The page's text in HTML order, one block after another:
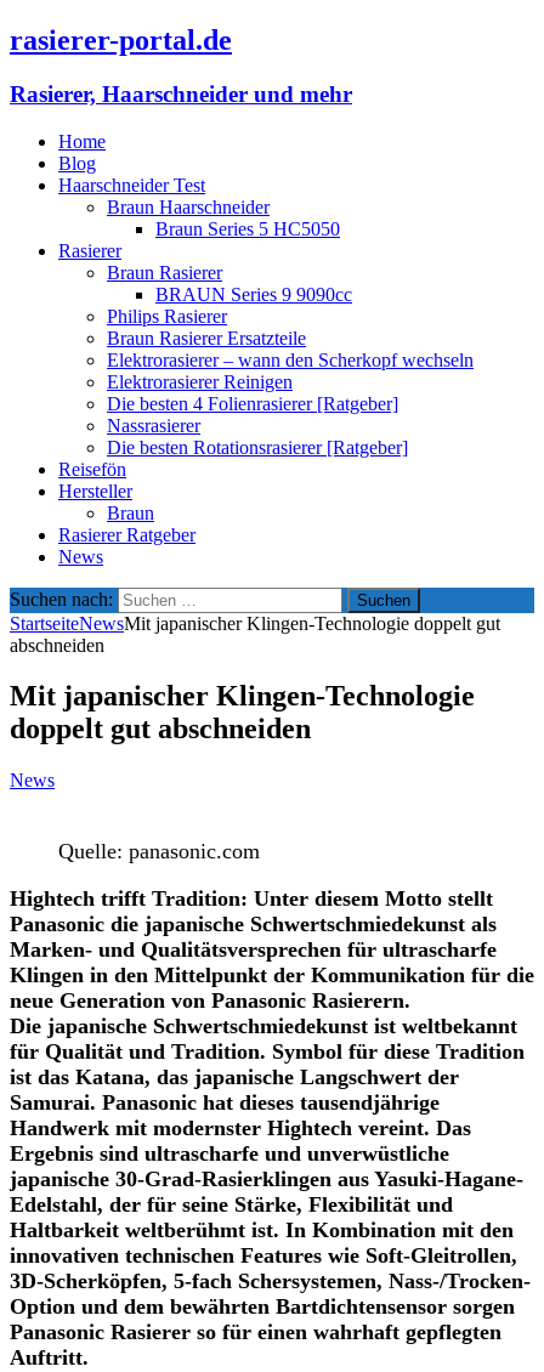
rasierer-portal.de
Rasierer, Haarschneider und mehr
Home
Blog
Haarschneider Test
Braun Haarschneider
Braun Series 5 HC5050
Rasierer
Braun Rasierer
BRAUN Series 9 9090cc
Philips Rasierer
Braun Rasierer Ersatzteile
Elektrorasierer – wann den Scherkopf wechseln
Elektrorasierer Reinigen
Die besten 4 Folienrasierer [Ratgeber]
Nassrasierer
Die besten Rotationsrasierer [Ratgeber]
Reisefön
Hersteller
Braun
Rasierer Ratgeber
News
Suchen nach:
StartseiteNewsMit japanischer Klingen-Technologie doppelt gut
abschneiden
Mit japanischer Klingen-Technologie
doppelt gut abschneiden
News
Quelle: panasonic.com
Hightech trifft Tradition: Unter diesem Motto stellt
Panasonic die japanische Schwertschmiedekunst als
Marken- und Qualitätsversprechen für ultrascharfe
Klingen in den Mittelpunkt der Kommunikation für die
neue Generation von Panasonic Rasierern.
Die japanische Schwertschmiedekunst ist weltbekannt
für Qualität und Tradition. Symbol für diese Tradition
ist das Katana, das japanische Langschwert der
Samurai. Panasonic hat dieses tausendjährige
Handwerk mit modernster Hightech vereint. Das
Ergebnis sind ultrascharfe und unverwüstliche
japanische 30-Grad-Rasierklingen aus Yasuki-Hagane-
Edelstahl, der für seine Stärke, Flexibilität und
Haltbarkeit weltberühmt ist. In Kombination mit den
innovativen technischen Features wie Soft-Gleitrollen,
3D-Scherköpfen, 5-fach Schersystemen, Nass-/Trocken-
Option und dem bewährten Bartdichtensensor sorgen
Panasonic Rasierer so für einen wahrhaft gepflegten
Auftritt.